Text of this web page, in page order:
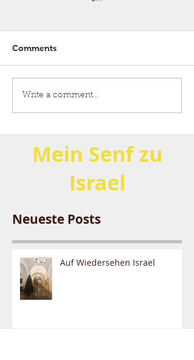
Stipvisite in Haifa
Comments
Write a comment...
Mein Senf zu
Israel
Neueste Posts
Auf Wiedersehen Israel